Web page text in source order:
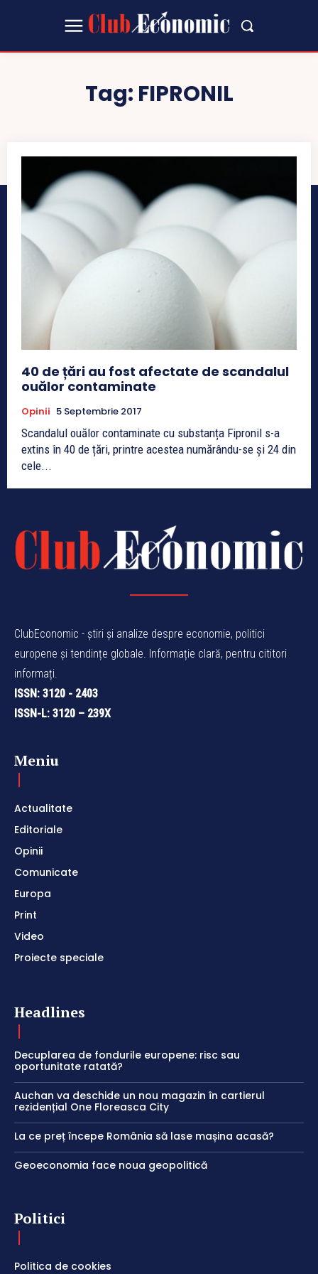
Tag: FIPRONIL
40 de țări au fost afectate de scandalul
ouălor contaminate
Opinii 5 Septembrie 2017
Scandalul ouălor contaminate cu substanța Fipronil s-a
extins în 40 de țări, printre acestea numărându-se și 24 din
cele...
ClubEconomic - știri și analize despre economie, politici
europene și tendințe globale. Informație clară, pentru cititori
informați.
ISSN: 3120 - 2403
ISSN-L: 3120 – 239X
Meniu
Actualitate
Editoriale
Opinii
Comunicate
Europa
Print
Video
Proiecte speciale
Headlines
Decuplarea de fondurile europene: risc sau
oportunitate ratată?
Auchan va deschide un nou magazin în cartierul
rezidențial One Floreasca City
La ce preț începe România să lase mașina acasă?
Geoeconomia face noua geopolitică
Politici
Politica de cookies